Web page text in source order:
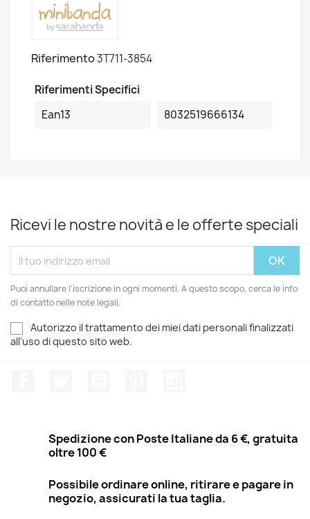
Riferimento3T711-3854
Riferimenti Specifici
Ean13
8032519666134
Ricevi le nostre novità e le offerte speciali
Puoi annullare l'iscrizione in ogni momenti. A questo scopo, cerca le info
di contatto nelle note legali.
Autorizzo il trattamento dei miei dati personali finalizzati
all'uso di questo sito web.
Spedizione con Poste Italiane da 6 €, gratuita
oltre 100 €
Possibile ordinare online, ritirare e pagare in
negozio, assicurati la tua taglia.